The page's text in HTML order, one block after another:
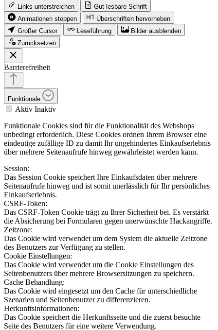
Links unterstreichen
Gut lesbare Schrift
Animationen stoppen
Überschriften hervorheben
Großer Cursor
Leseführung
Bilder ausblenden
Zurücksetzen
Barrierefreiheit
Funktionale
Aktiv Inaktiv
Funktionale Cookies sind für die Funktionalität des Webshops
unbedingt erforderlich. Diese Cookies ordnen Ihrem Browser eine
eindeutige zufällige ID zu damit Ihr ungehindertes Einkaufserlebnis
über mehrere Seitenaufrufe hinweg gewährleistet werden kann.
Session:
Das Session Cookie speichert Ihre Einkaufsdaten über mehrere
Seitenaufrufe hinweg und ist somit unerlässlich für Ihr persönliches
Einkaufserlebnis.
CSRF-Token:
Das CSRF-Token Cookie trägt zu Ihrer Sicherheit bei. Es verstärkt
die Absicherung bei Formularen gegen unerwünschte Hackangriffe.
Zeitzone:
Das Cookie wird verwendet um dem System die aktuelle Zeitzone
des Benutzers zur Verfügung zu stellen.
Cookie Einstellungen:
Das Cookie wird verwendet um die Cookie Einstellungen des
Seitenbenutzers über mehrere Browsersitzungen zu speichern.
Cache Behandlung:
Das Cookie wird eingesetzt um den Cache für unterschiedliche
Szenarien und Seitenbenutzer zu differenzieren.
Herkunftsinformationen:
Das Cookie speichert die Herkunftsseite und die zuerst besuchte
Seite des Benutzers für eine weitere Verwendung.